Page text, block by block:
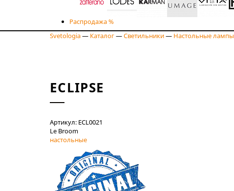
Распродажа %
Svetologia— Каталог—Светильники— Настольные лампы
ECLIPSE
Артикул: ECL0021
Le Broom
настольные